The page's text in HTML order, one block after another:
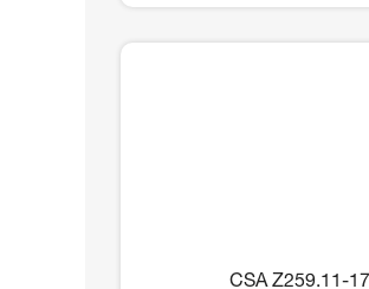
CSA Z259.11-17